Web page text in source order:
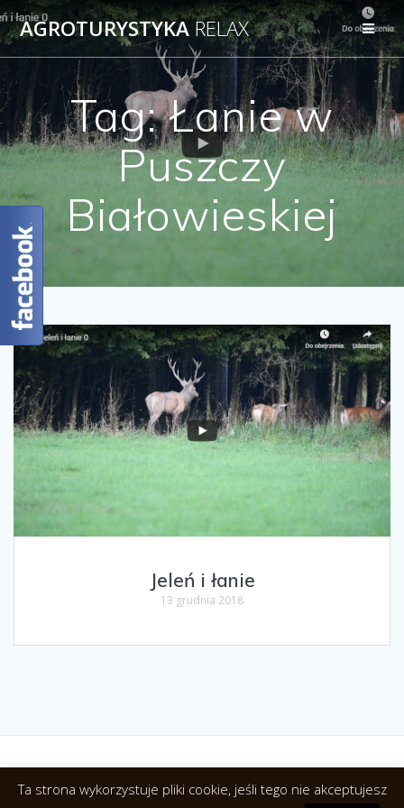
AGROTURYSTYKARELAX
Tag:Łanie w
Puszczy
Białowieskiej
Jeleń i łanie
13 grudnia 2018
© 2026 Agroturystyka Relax. NoclegiwPuszczyBialowieskiej.pl
Ta strona wykorzystuje pliki cookie, jeśli tego nie akceptujesz